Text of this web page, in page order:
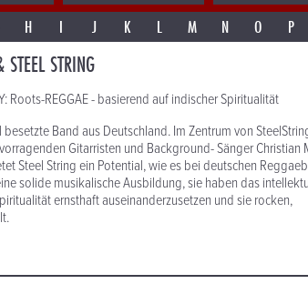
H I J K L M N O P
STRING
Roots-REGGAE - basierend auf indischer Spiritualität
besetzte Band aus Deutschland. Im Zentrum von
Gitarristen und Background- Sänger
Steel String ein Potential, wie es bei deutschen
solide musikalische Ausbildung, sie haben das
ernsthaft auseinanderzusetzen und sie rocken,